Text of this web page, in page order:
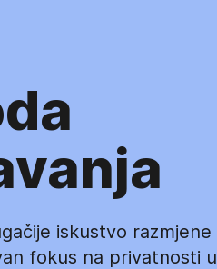
iskustvo razmjene
fokus na privatnosti u